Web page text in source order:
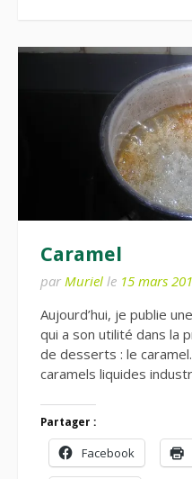
Caramel
par Muriel le 15 mars
Aujourd’hui, je publie
qui a son utilité dans la
de desserts : le
caramels liquides
Partager :
Facebook